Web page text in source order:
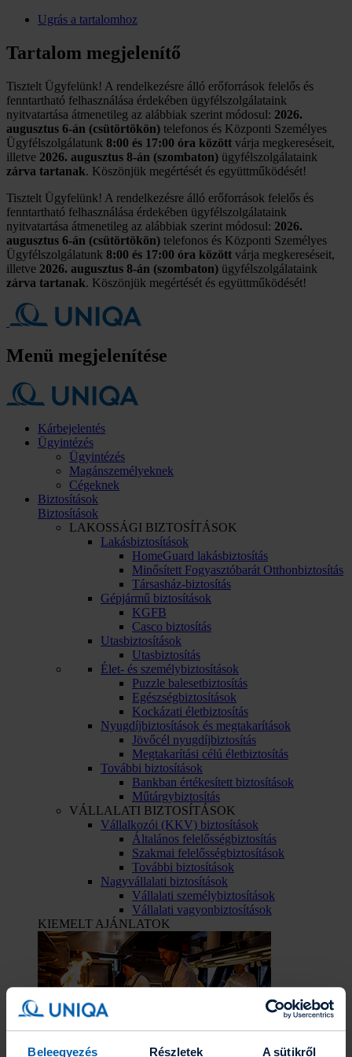
Beleegyezés Részletek A sütikről
Ugrás a tartalomhoz
Tartalom megjelenítő
Tisztelt Ügyfelünk! A rendelkezésre álló erőforrások felelős és
fenntartható felhasználása érdekében ügyfélszolgálataink
nyitvatartása átmenetileg az alábbiak szerint módosul: 2026.
augusztus 6-án (csütörtökön) telefonos és Központi Személyes
Ügyfélszolgálatunk 8:00 és 17:00 óra között várja megkereséseit,
illetve 2026. augusztus 8-án (szombaton) ügyfélszolgálataink
zárva tartanak. Köszönjük megértését és együttműködését!
Tisztelt Ügyfelünk! A rendelkezésre álló erőforrások felelős és
fenntartható felhasználása érdekében ügyfélszolgálataink
nyitvatartása átmenetileg az alábbiak szerint módosul: 2026.
augusztus 6-án (csütörtökön) telefonos és Központi Személyes
Ügyfélszolgálatunk 8:00 és 17:00 óra között várja megkereséseit,
illetve 2026. augusztus 8-án (szombaton) ügyfélszolgálataink
zárva tartanak. Köszönjük megértését és együttműködését!
Menü megjelenítése
Kárbejelentés
Ügyintézés
Ügyintézés
Magánszemélyeknek
Cégeknek
Biztosítások
Biztosítások
LAKOSSÁGI BIZTOSÍTÁSOK
Lakásbiztosítások
HomeGuard lakásbiztosítás
Minősített Fogyasztóbarát Otthonbiztosítás
Társasház-biztosítás
Gépjármű biztosítások
KGFB
Casco biztosítás
Utasbiztosítások
Utasbiztosítás
Élet- és személybiztosítások
Puzzle balesetbiztosítás
Egészségbiztosítások
Kockázati életbiztosítás
Nyugdíjbiztosítások és megtakarítások
Jövőcél nyugdíjbiztosítás
Megtakarítási célú életbiztosítás
További biztosítások
Bankban értékesített biztosítások
Műtárgybiztosítás
VÁLLALATI BIZTOSÍTÁSOK
Vállalkozói (KKV) biztosítások
Általános felelősségbiztosítás
Szakmai felelősségbiztosítások
További biztosítások
Nagyvállalati biztosítások
Vállalati személybiztosítások
Vállalati vagyonbiztosítások
KIEMELT AJÁNLATOK